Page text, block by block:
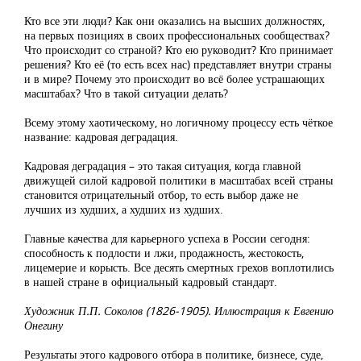
Кто все эти люди? Как они оказались на высших должностях,
на первых позициях в своих профессиональных сообществах?
Что происходит со страной? Кто ею руководит? Кто принимает
решения? Кто её (то есть всех нас) представляет внутри страны
и в мире? Почему это происходит во всё более устрашающих
масштабах? Что в такой ситуации делать?
Всему этому хаотическому, но логичному процессу есть чёткое
название: кадровая деградация.
Кадровая деградация – это такая ситуация, когда главной
движущей силой кадровой политики в масштабах всей страны
становится отрицательный отбор, то есть выбор даже не
лучших из худших, а худших из худших.
Главные качества для карьерного успеха в России сегодня:
способность к подлости и лжи, продажность, жестокость,
лицемерие и корысть. Все десять смертных грехов воплотились
в нашей стране в официальный кадровый стандарт.
Художник П.П. Соколов (1826-1905). Иллюстрация к Евгению
Онегину
Результаты этого кадрового отбора в политике, бизнесе, суде,